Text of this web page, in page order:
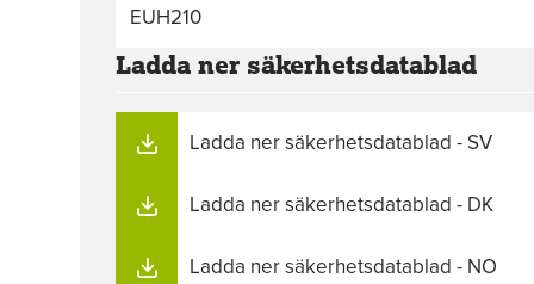
EUH210
Ladda ner säkerhetsdatablad
Ladda ner säkerhetsdatablad - SV
Ladda ner säkerhetsdatablad - DK
Ladda ner säkerhetsdatablad - NO